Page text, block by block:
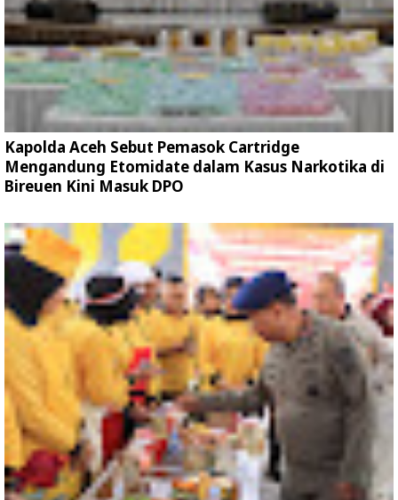
Kapolda Aceh Sebut Pemasok Cartridge
Mengandung Etomidate dalam Kasus Narkotika di
Bireuen Kini Masuk DPO